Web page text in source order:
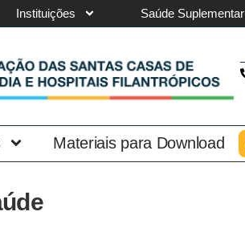
Instituições Saúde Suplementar
Materiais para Download